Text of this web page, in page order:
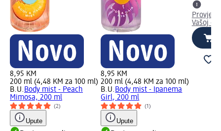
8,95 KM
200 ml (4,48 KM za 100 ml)
B.U. Body mist - Peach
Mimosa, 200 ml
(2)
Upute
8,95 KM
200 ml (4,48 KM za 100 ml)
B.U. Body mist - Ipanema
Girl, 200 ml
(1)
Upute
Vašoj